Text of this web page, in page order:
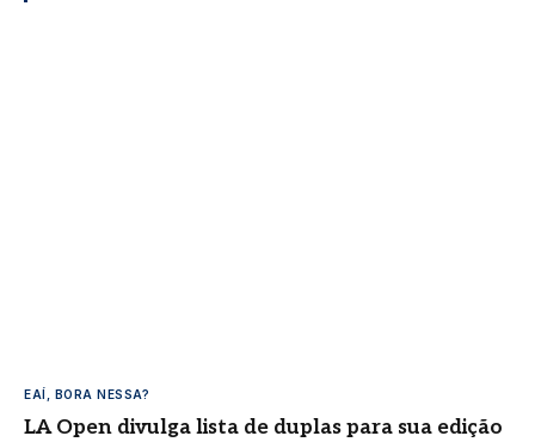
EAÍ, BORA NESSA?
LA Open divulga lista de duplas para sua edição